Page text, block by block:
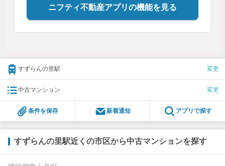
ニフティ不動産アプリの機能を見る
すずらんの里駅 変更
中古マンション 変更
条件を保存 新着通知 アプリで探す
すずらんの里駅近くの市区から中古マンションを探す